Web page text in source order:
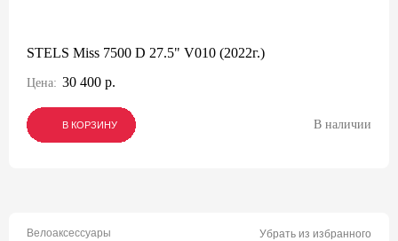
STELS Miss 7500 D 27.5" V010 (2022г.)
Цена: 30 400 р.
В КОРЗИНУ
В КОРЗИНУ
В КОРЗИНУ В наличии
Велоаксессуары Убрать из избранного